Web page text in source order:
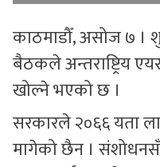
काठमाडौँ, असोज ७ ।
बैठकले अन्तराष्ट्रिय
खोल्ने भएको छ ।
सरकारले २०६६ यता
मागेको छैन ।